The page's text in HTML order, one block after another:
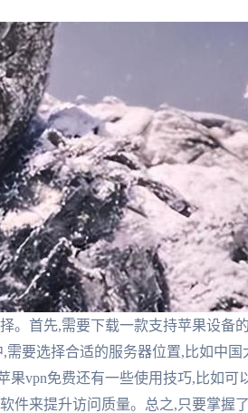
。首先,需要下载一款支持苹果设备
要选择合适的服务器位置,比如中国
vpn免费还有一些使用技巧,比如可
件来提升访问质量。总之,只要掌握